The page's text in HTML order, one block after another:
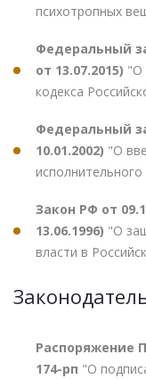
психотропных
Федеральный
от 13.07.2015) "О
кодекса
Федеральный
10.01.2002) "О
Закон РФ от
13.06.1996) "О
власти в
Распоряжение
174-рп "О